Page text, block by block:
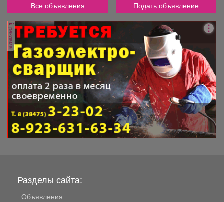
Все объявления Подать объявление
реклама
Разделы сайта:
Объявления